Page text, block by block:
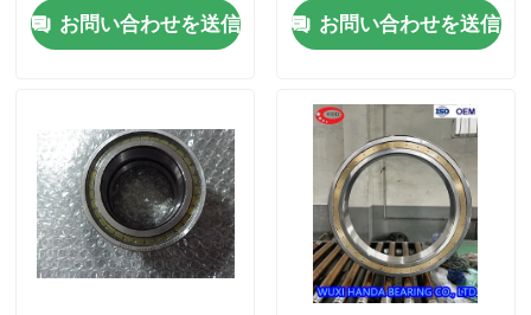
プロダクト
私達について
お問い合わせを送信
お問い合わせを送信